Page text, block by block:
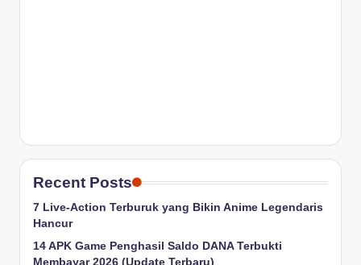
Recent Posts
7 Live-Action Terburuk yang Bikin Anime Legendaris
Hancur
14 APK Game Penghasil Saldo DANA Terbukti
Membayar 2026 (Update Terbaru)